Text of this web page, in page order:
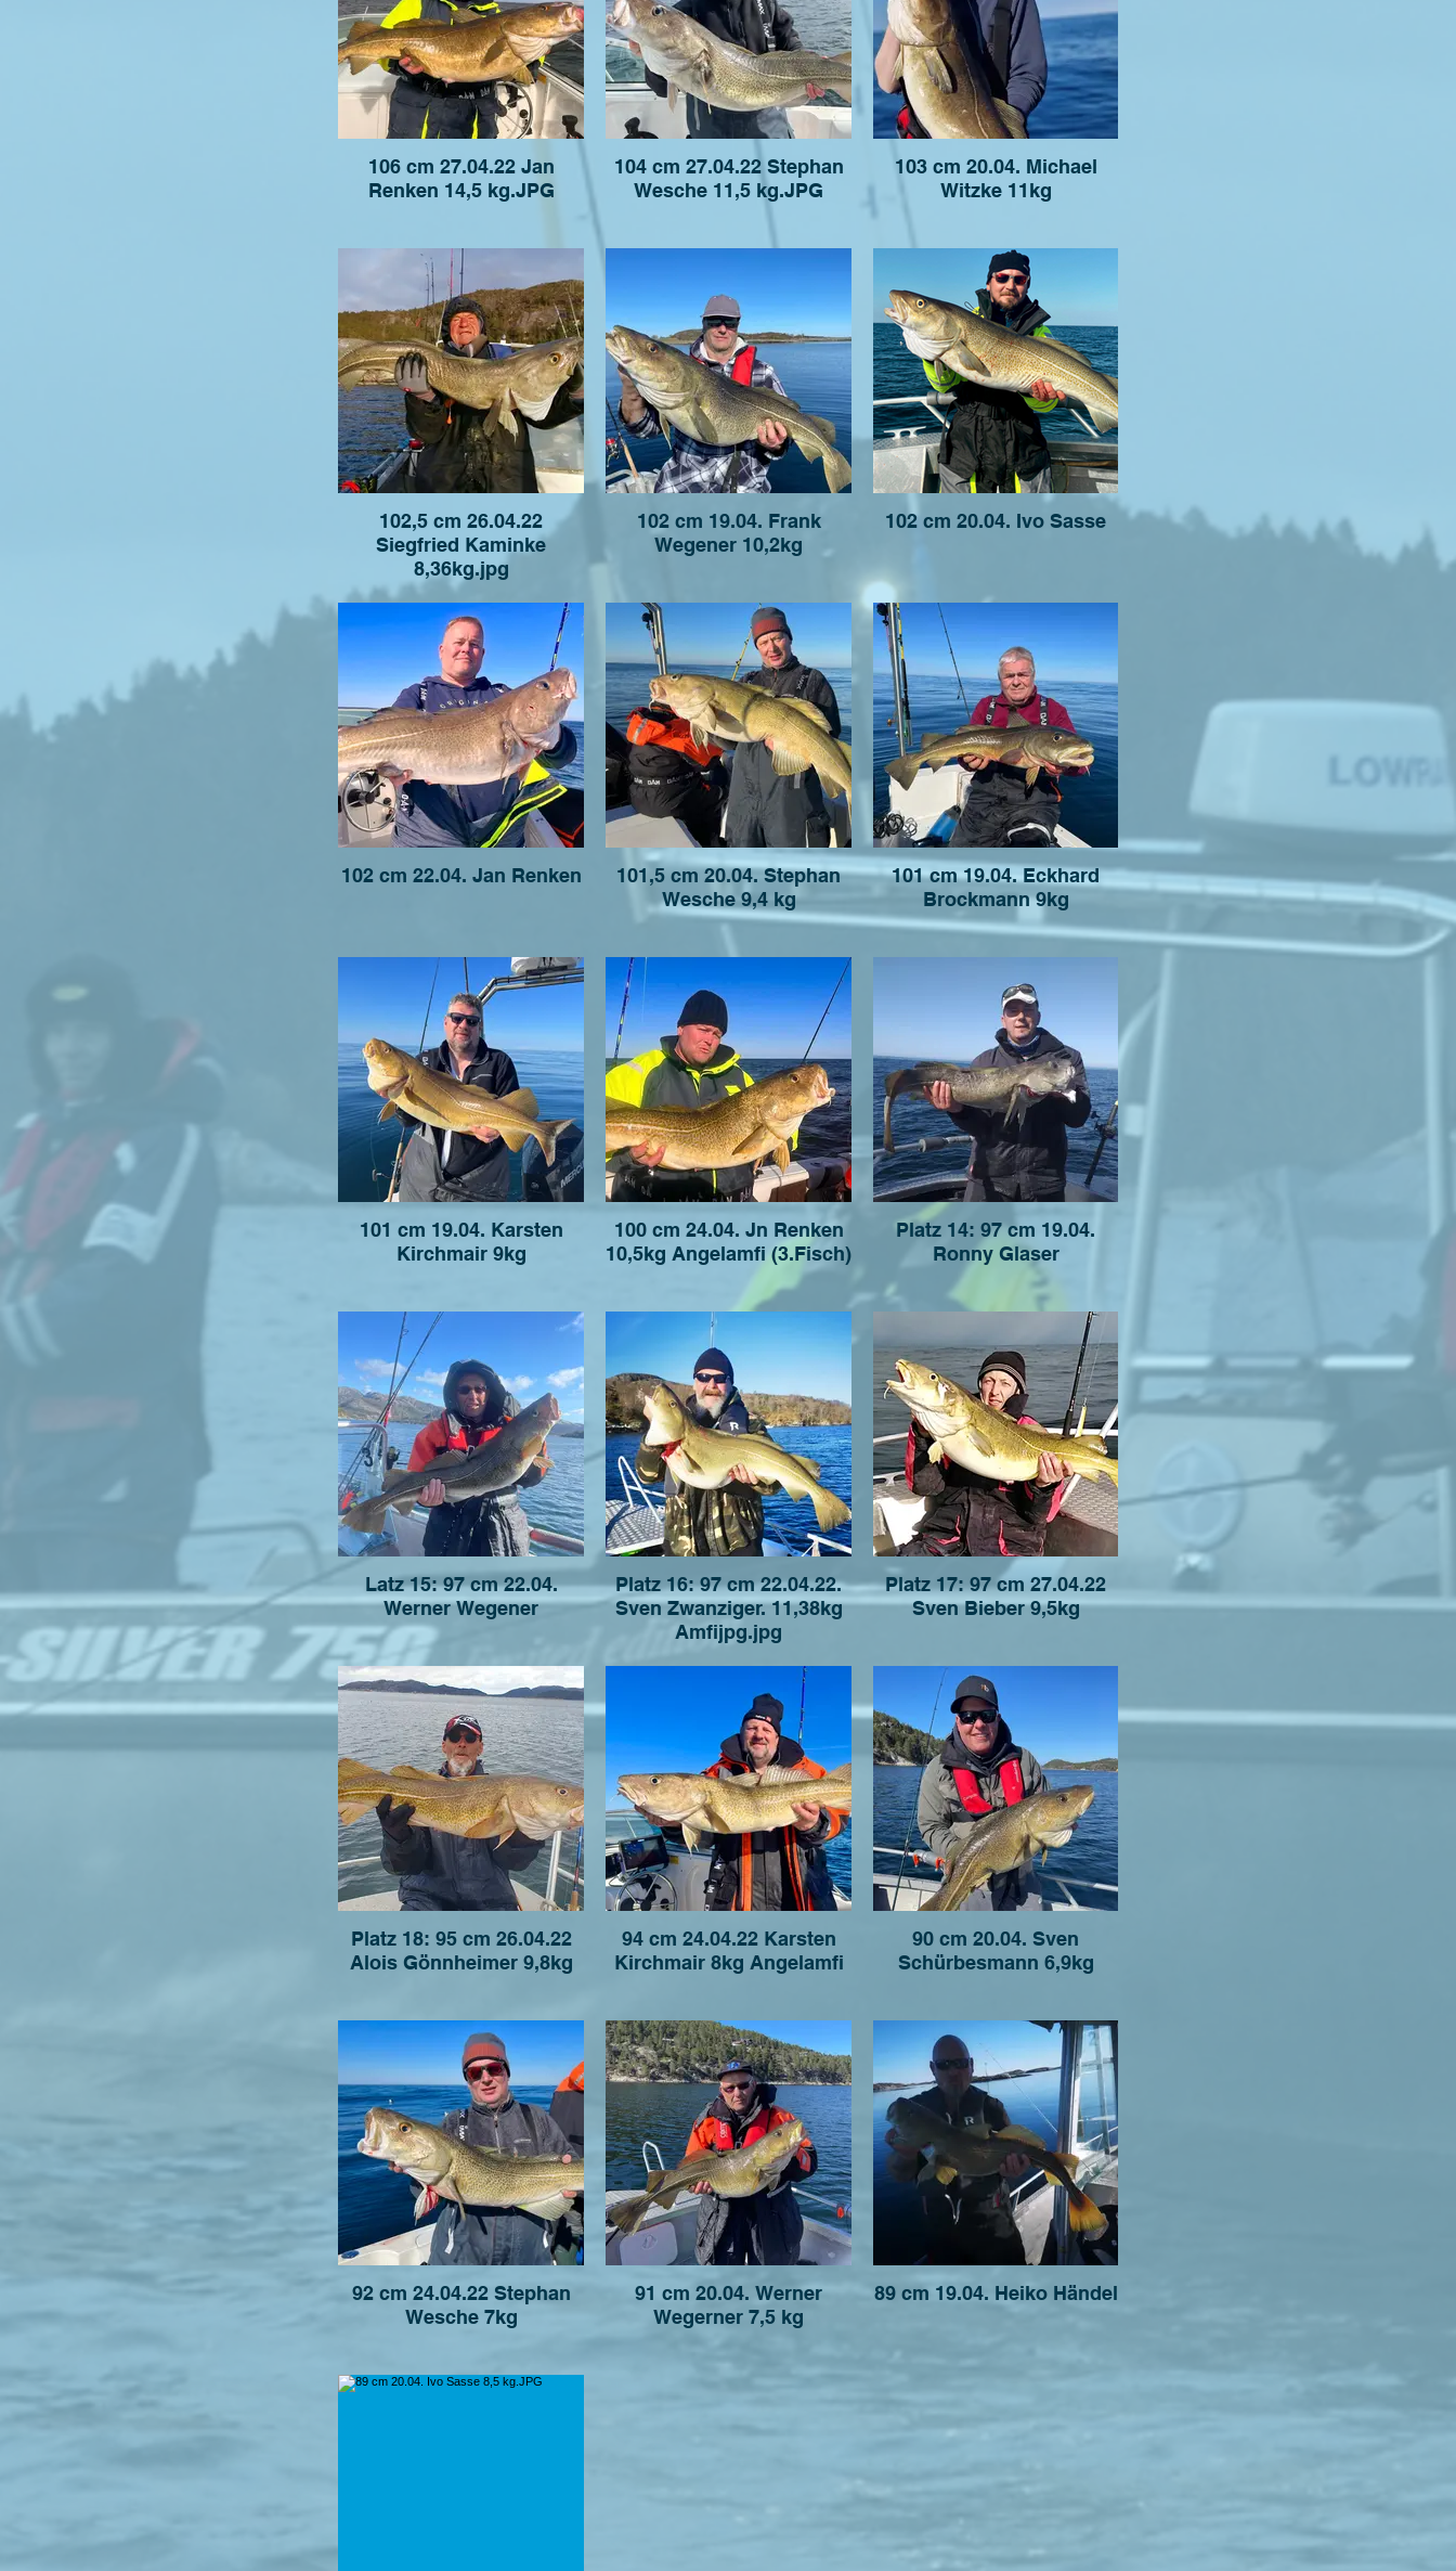
106 cm 27.04.22 Jan
Renken 14,5 kg.JPG
104 cm 27.04.22 Stephan
Wesche 11,5 kg.JPG
103 cm 20.04. Michael
Witzke 11kg
102,5 cm 26.04.22
Siegfried Kaminke
8,36kg.jpg
102 cm 19.04. Frank
Wegener 10,2kg
102 cm 20.04. Ivo Sasse
102 cm 22.04. Jan Renken
101,5 cm 20.04. Stephan
Wesche 9,4 kg
101 cm 19.04. Eckhard
Brockmann 9kg
101 cm 19.04. Karsten
Kirchmair 9kg
100 cm 24.04. Jn Renken
10,5kg Angelamfi (3.Fisch)
Platz 14: 97 cm 19.04.
Ronny Glaser
Latz 15: 97 cm 22.04.
Werner Wegener
Platz 16: 97 cm 22.04.22.
Sven Zwanziger. 11,38kg
Amfijpg.jpg
Platz 17: 97 cm 27.04.22
Sven Bieber 9,5kg
Platz 18: 95 cm 26.04.22
Alois Gönnheimer 9,8kg
94 cm 24.04.22 Karsten
Kirchmair 8kg Angelamfi
90 cm 20.04. Sven
Schürbesmann 6,9kg
92 cm 24.04.22 Stephan
Wesche 7kg
91 cm 20.04. Werner
Wegerner 7,5 kg
89 cm 19.04. Heiko Händel